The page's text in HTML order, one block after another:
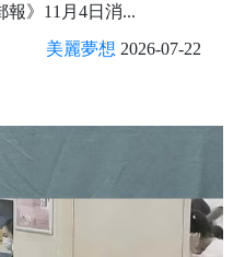
》11月4日消...
美麗夢想 2026-07-22